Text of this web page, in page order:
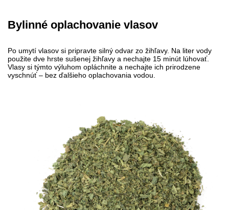
Bylinné oplachovanie vlasov
Po umytí vlasov si pripravte silný odvar zo žihľavy. Na liter vody
použite dve hrste sušenej žihľavy a nechajte 15 minút lúhovať.
Vlasy si týmto výluhom opláchnite a nechajte ich prirodzene
vyschnúť – bez ďalšieho oplachovania vodou.